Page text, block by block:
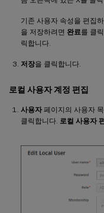
기존 사용자 속성을 편집
을 저장하려면 완료를 클
릭합니다.
저장을 클릭합니다.
로컬 사용자 계정 편집
사용자 페이지의 사용자
클릭합니다. 로컬 사용자